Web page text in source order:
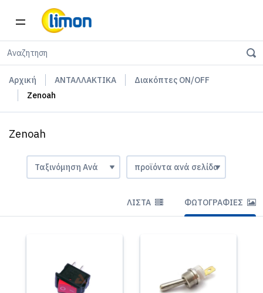
Αρχική ΑΝΤΑΛΛΑΚΤΙΚΑ
Διακόπτες ON/OFF
Zenoah
Zenoah
ΛΊΣΤΑ ΦΩΤΟΓΡΑΦΊΕΣ